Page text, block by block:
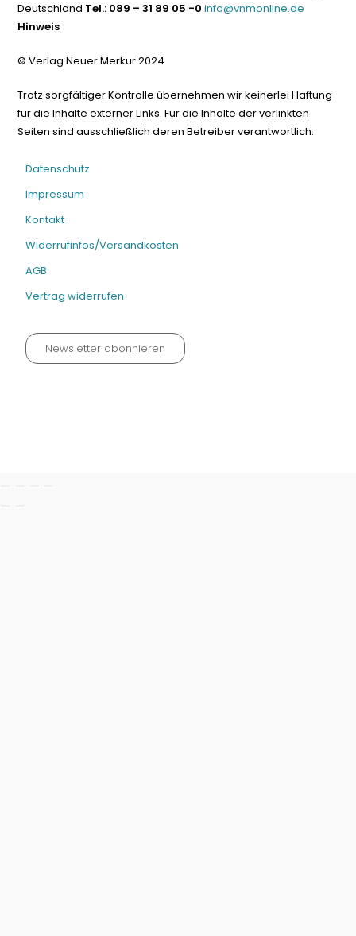
Deutschland Tel.: 089 – 31 89 05 -0 info@vnmonline.de
Hinweis
© Verlag Neuer Merkur 2024
Trotz sorgfältiger Kontrolle übernehmen wir keinerlei Haftung
für die Inhalte externer Links. Für die Inhalte der verlinkten
Seiten sind ausschließlich deren Betreiber verantwortlich.
Datenschutz
Impressum
Kontakt
Widerrufinfos/Versandkosten
AGB
Vertrag widerrufen
Newsletter abonnieren